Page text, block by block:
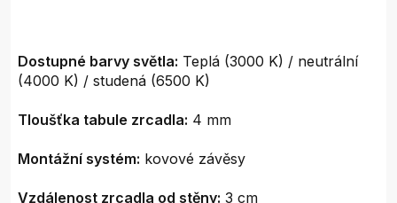
Dostupné barvy světla: Teplá (3000 K) / neutrální
(4000 K) / studená (6500 K)
Tloušťka tabule zrcadla: 4 mm
Montážní systém: kovové závěsy
Vzdálenost zrcadla od stěny: 3 cm